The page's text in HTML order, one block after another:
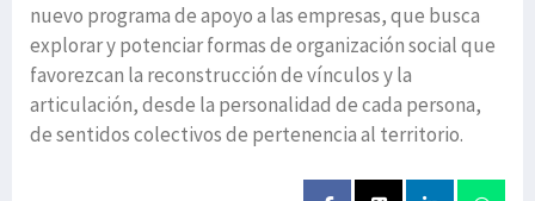
nuevo programa de apoyo a las empresas, que busca
explorar y potenciar formas de organización social que
favorezcan la reconstrucción de vínculos y la
articulación, desde la personalidad de cada persona,
de sentidos colectivos de pertenencia al territorio.